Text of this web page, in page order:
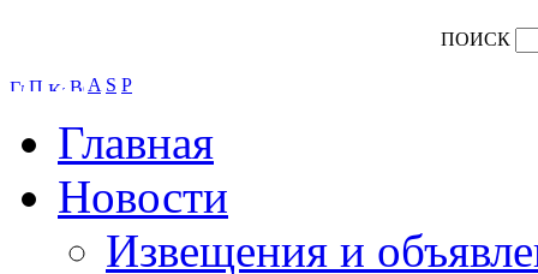
ПОИСК
A S P
Главная
Новости
Извещения и